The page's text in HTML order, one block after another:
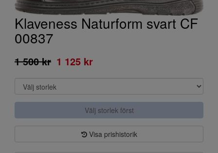
Klaveness Naturform svart CF
00837
1 500 kr 1 125 kr
Välj storlek först
Visa prishistorik